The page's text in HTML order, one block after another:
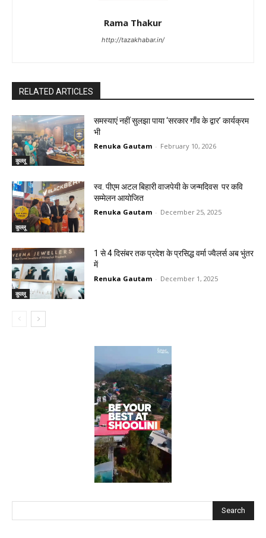
Rama Thakur
http://tazakhabar.in/
RELATED ARTICLES
कुल्लू
समस्याएं नहीं सुलझा पाया ‘सरकार गाँव के द्वार’ कार्यक्रम
भी
Renuka Gautam - February 10, 2026
कुल्लू
स्व. पीएम अटल बिहारी वाजपेयी के जन्मदिवस पर कवि
सम्मेलन आयोजित
Renuka Gautam - December 25, 2025
कुल्लू
1 से 4 दिसंबर तक प्रदेश के प्रसिद्ध वर्मा ज्वैलर्स अब भुंतर
में
Renuka Gautam - December 1, 2025
Search